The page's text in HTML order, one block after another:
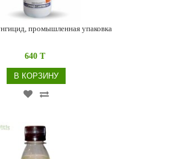
промышленная упаковка
640 T
В КОРЗИНУ